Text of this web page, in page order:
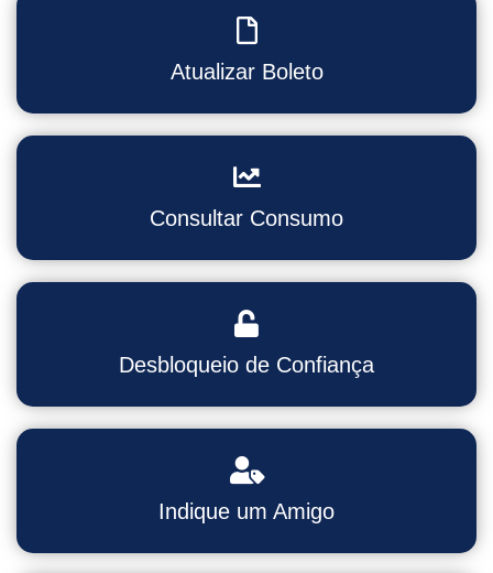
Atualizar Boleto
Consultar Consumo
Desbloqueio de Confiança
Indique um Amigo